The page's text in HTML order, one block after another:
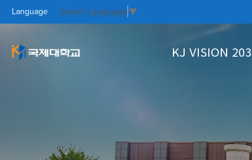
Language Select Language ▼
KJ VISION